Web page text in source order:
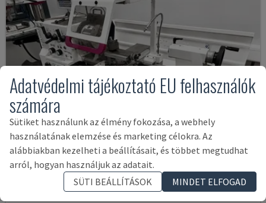
Adatvédelmi tájékoztató EU felhasználók
számára
Sütiket használunk az élmény fokozása, a webhely
használatának elemzése és marketing célokra. Az
alábbiakban kezelheti a beállításait, és többet megtudhat
arról, hogyan használjuk az adatait.
SÜTI BEÁLLÍTÁSOK
MINDET ELFOGAD